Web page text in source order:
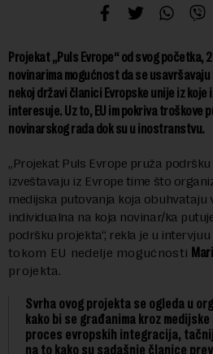
Projekat „Puls Evrope“ od svog početka,
novinarima mogućnost da se
nekoj državi članici Evropske unije iz koje
interesuje. Uz to, EU im pokriva troškove
novinarskog rada dok su u inostranstvu.
„Projekat Puls Evrope pruža
izveštavaju iz Evrope time što
medijska putovanja koja obuhvataju
individualna na koja novinar/ka
podršku projekta“, rekla je u intervjuu
tokom EU nedelje mogućnosti
projekta.
Svrha ovog projekta se ogleda u
kako bi se građanima kroz
proces evropskih integracija,
na to kako su sadašnje članice